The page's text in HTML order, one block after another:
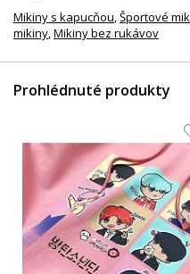
Mikiny s kapucňou,Športové
mikiny,Mikiny bez rukávov
Prohlédnuté produkty